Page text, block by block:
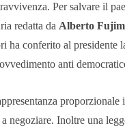
Per salvare il
redatta da Alberto
ha conferito al presidente
anti
proporzionale
negoziare. Inoltre una